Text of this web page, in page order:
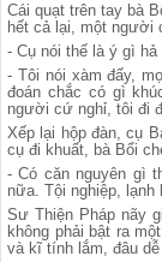
Cái quạt trên tay bà
hết cả lại, một người
- Cụ nói thế là ý gì hả
- Tôi nói xàm đấy,
đoán chắc có gì
người cứ nghỉ, tôi đi
Xếp lại hộp đàn, cụ
cụ đi khuất, bà Bổi
- Có căn nguyên gì
nữa. Tội nghiệp,
Sư Thiện Pháp nãy
không phải bật ra
và kĩ tính lắm, đâu